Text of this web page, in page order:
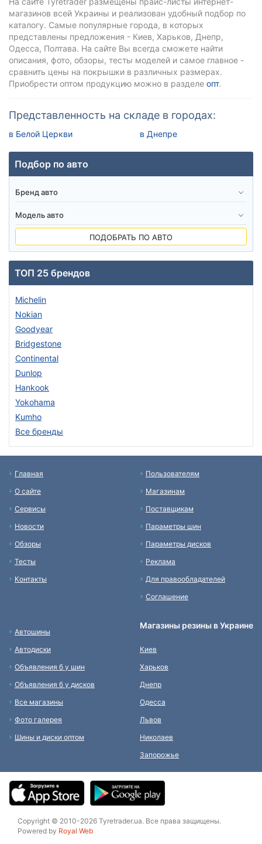
магазинов всей Украины и реализован удобный подбор по
каталогу. Самые популярные города, в которых
представлены предложения - Киев, Харьков, Днепр,
Одесса, Полтава. На сайте Вы всегда сможете найти
описания, фото, обзоры, тесты моделей и самое главное -
сравнить цены на покрышки в различных размерах.
Приобрести оптом продукцию можно в разделе опт.
Представленность на складе в городах:
в Белой Церкви в Днепре
Подбор по авто
ПОДОБРАТЬ ПО АВТО
ТОП 25 брендов
Michelin
Nokian
Goodyear
Bridgestone
Continental
Dunlop
Hankook
Yokohama
Kumho
Все бренды
Главная
О сайте
Сервисы
Новости
Обзоры
Тесты
Контакты
Пользователям
Магазинам
Поставщикам
Параметры шин
Параметры дисков
Реклама
Для правообладателей
Соглашение
Автошины
Автодиски
Объявления б у шин
Объявления б у дисков
Все магазины
Фото галерея
Шины и диски оптом
Магазины резины в Украине
Киев
Харьков
Днепр
Одесса
Львов
Николаев
Запорожье
Copyright © 2010-2026 Tyretrader.ua. Все права защищены.
Powered by Royal Web